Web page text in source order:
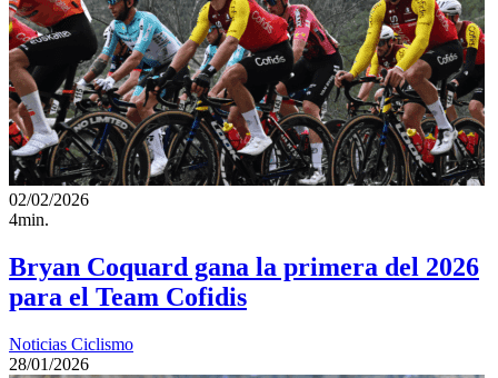
02/02/2026
4min.
Bryan Coquard gana la primera del 2026
para el Team Cofidis
Noticias Ciclismo
28/01/2026